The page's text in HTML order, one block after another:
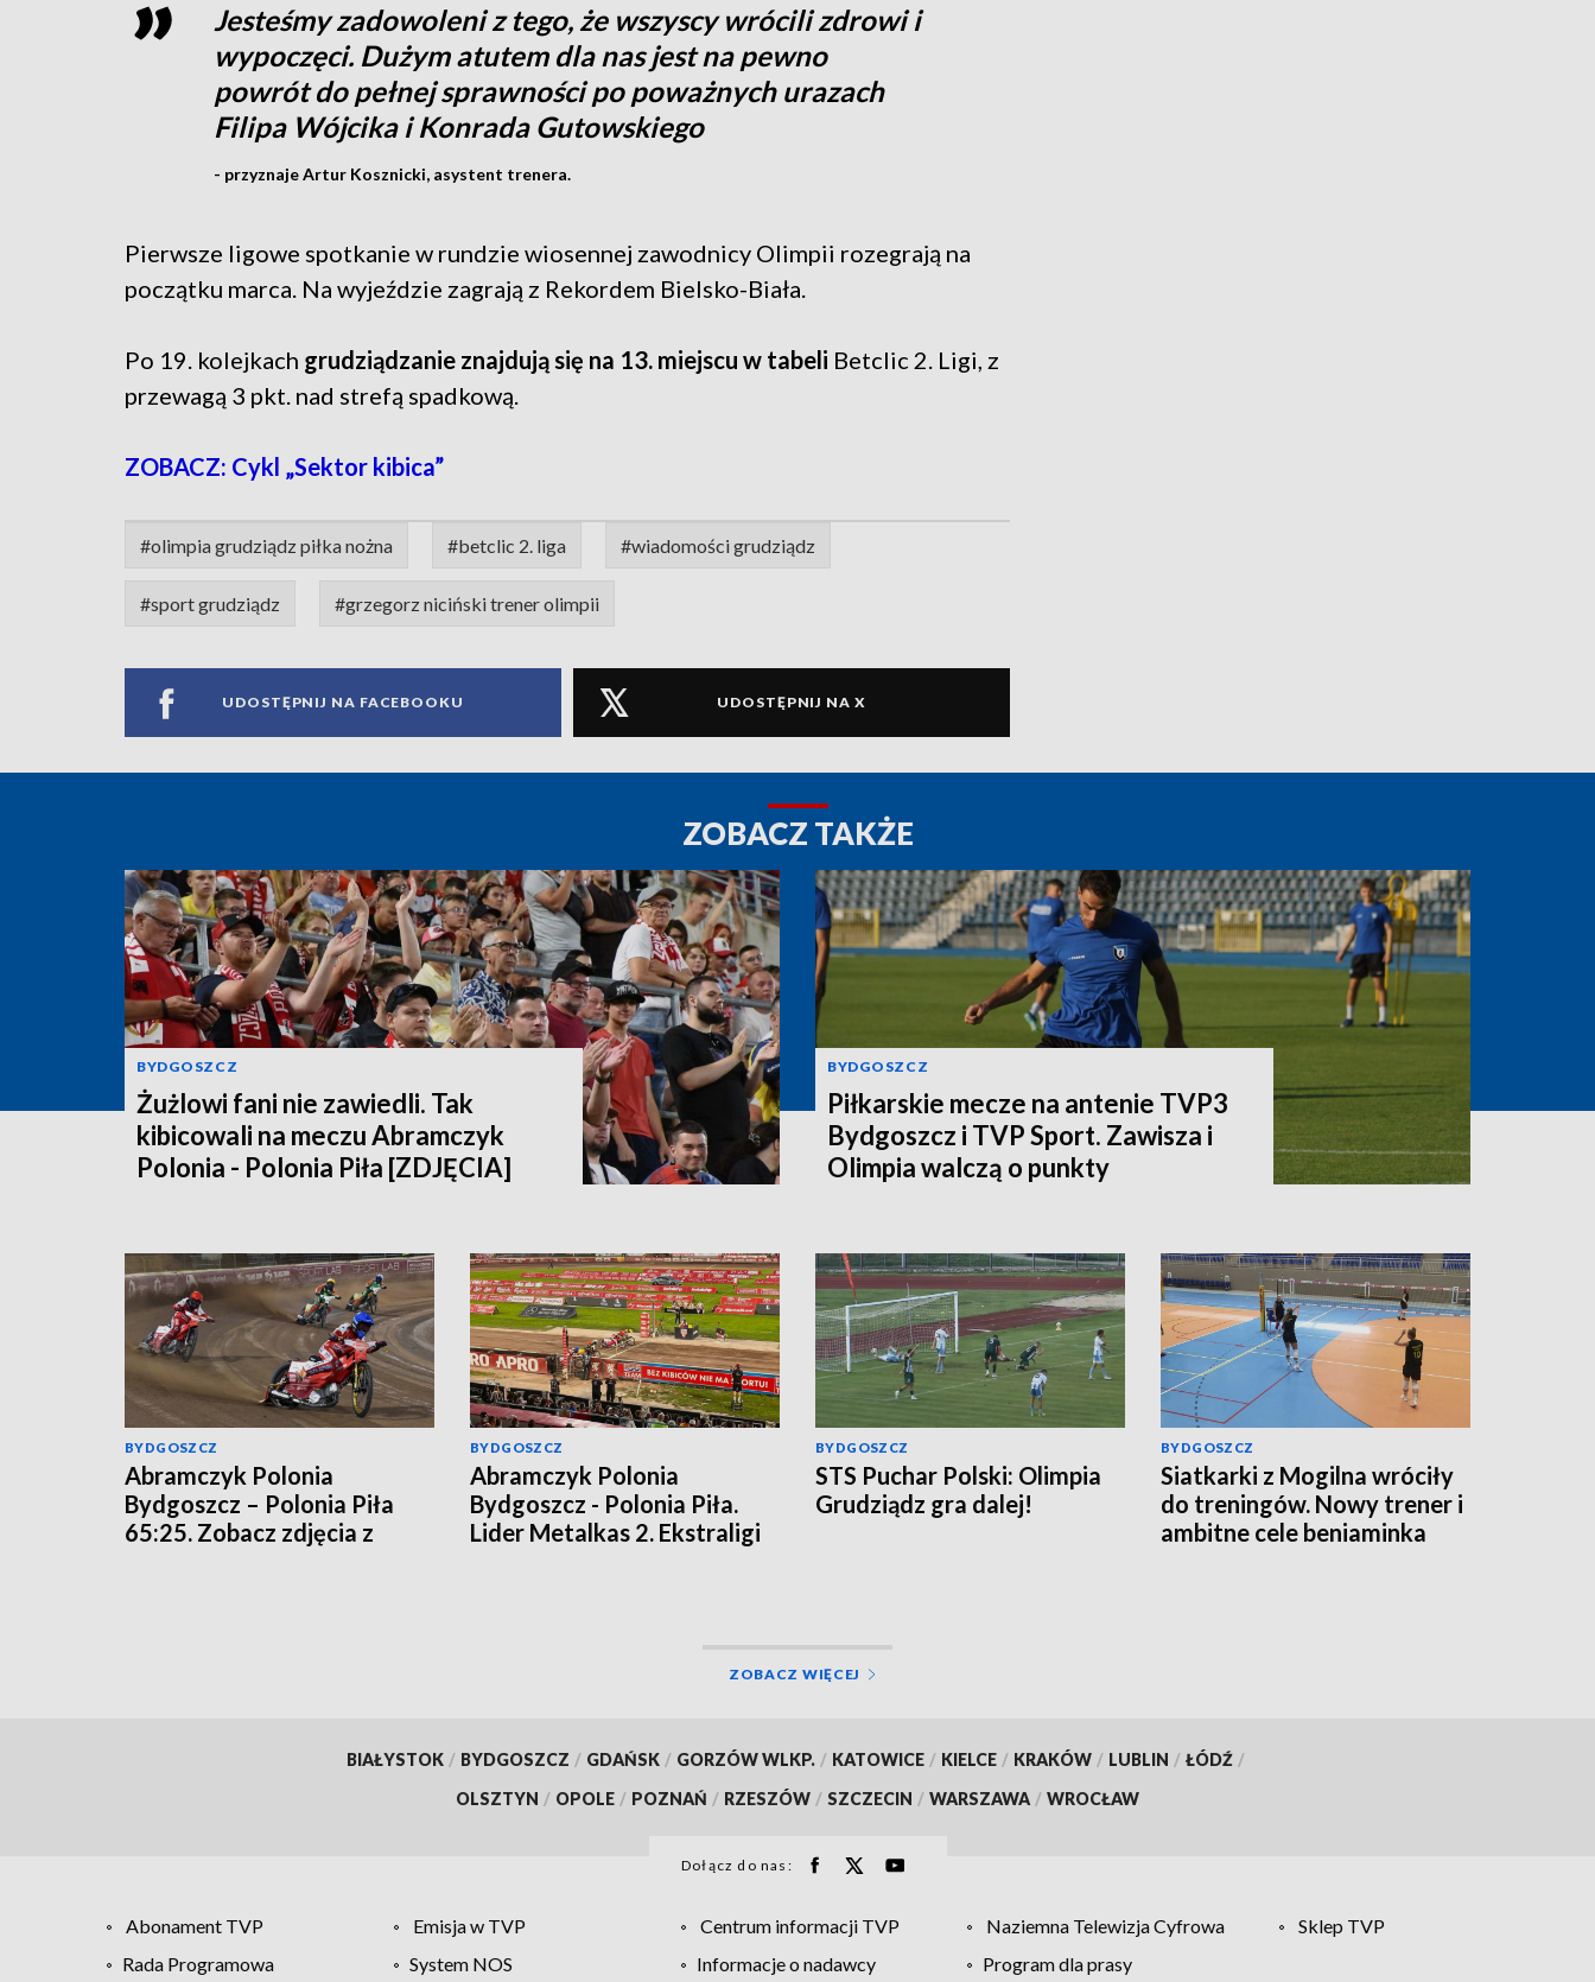
Jesteśmy zadowoleni z tego, że wszyscy wrócili zdrowi i
wypoczęci. Dużym atutem dla nas jest na pewno
powrót do pełnej sprawności po poważnych urazach
Filipa Wójcika i Konrada Gutowskiego
- przyznaje Artur Kosznicki, asystent trenera.
Pierwsze ligowe spotkanie w rundzie wiosennej zawodnicy Olimpii rozegrają na
początku marca. Na wyjeździe zagrają z Rekordem Bielsko-Biała.
Po 19. kolejkach grudziądzanie znajdują się na 13. miejscu w tabeli Betclic 2. Ligi, z
przewagą 3 pkt. nad strefą spadkową.
ZOBACZ: Cykl „Sektor kibica”
#olimpia grudziądz piłka nożna #betclic 2. liga #wiadomości grudziądz
#sport grudziądz #grzegorz niciński trener olimpii
UDOSTĘPNIJ NA FACEBOOKU UDOSTĘPNIJ NA X
ZOBACZ TAKŻE
BYDGOSZCZ
Żużlowi fani nie zawiedli. Tak
kibicowali na meczu Abramczyk
Polonia - Polonia Piła [ZDJĘCIA]
BYDGOSZCZ
Piłkarskie mecze na antenie TVP3
Bydgoszcz i TVP Sport. Zawisza i
Olimpia walczą o punkty
BYDGOSZCZ
Abramczyk Polonia
Bydgoszcz – Polonia Piła
65:25. Zobacz zdjęcia z
BYDGOSZCZ
Abramczyk Polonia
Bydgoszcz - Polonia Piła.
Lider Metalkas 2. Ekstraligi
BYDGOSZCZ
STS Puchar Polski: Olimpia
Grudziądz gra dalej!
BYDGOSZCZ
Siatkarki z Mogilna wróciły
do treningów. Nowy trener i
ambitne cele beniaminka
ZOBACZ WIĘCEJ
BIAŁYSTOK / BYDGOSZCZ / GDAŃSK / GORZÓW WLKP. / KATOWICE / KIELCE / KRAKÓW / LUBLIN / ŁÓDŹ /
OLSZTYN / OPOLE / POZNAŃ / RZESZÓW / SZCZECIN / WARSZAWA / WROCŁAW
Dołącz do nas:
Abonament TVP Emisja w TVP Centrum informacji TVP Naziemna Telewizja Cyfrowa
Sklep TVP
Rada Programowa
System NOS Informacje o nadawcy Program dla prasy